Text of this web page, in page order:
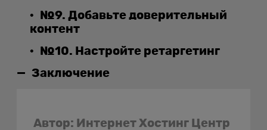
Автор: Интернет Хостинг Центр
№9. Добавьте доверительный
контент
№10. Настройте ретаргетинг
Заключение